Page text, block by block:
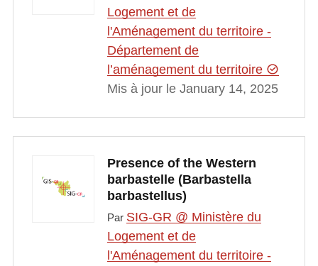
Logement et de
l'Aménagement du territoire -
Département de
l’aménagement du territoire
Mis à jour le January 14, 2025
Presence of the Western
barbastelle (Barbastella
barbastellus)
Par SIG-GR @ Ministère du
Logement et de
l'Aménagement du territoire -